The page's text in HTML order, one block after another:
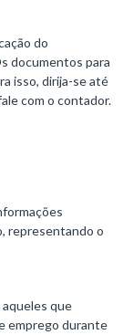
do
documentos para
isso, dirija-se até
com o contador.
representando o
que
emprego durante